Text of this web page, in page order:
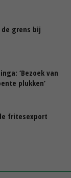
grens bij
‘Bezoek van
plukken’
fritesexport